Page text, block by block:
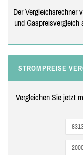
Der Vergleichsrechner
und Gaspreisvergleich
STROMPREISE
Vergleichen Sie jetzt